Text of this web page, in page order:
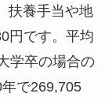
扶養手当や地
円です。平均
学卒の場合の
で269,705